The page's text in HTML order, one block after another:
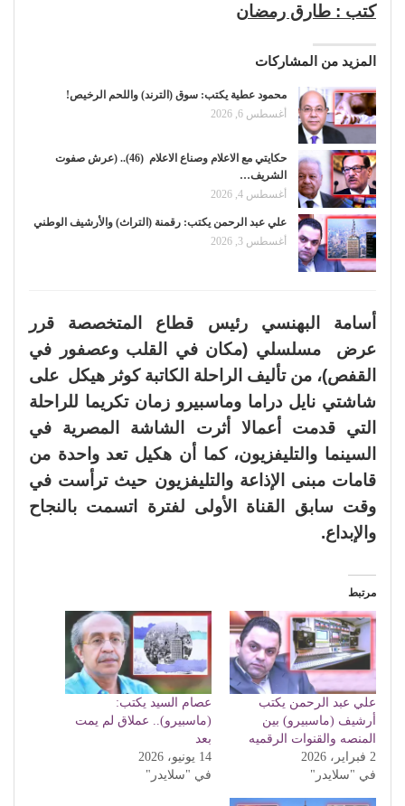
كتب : طارق رمضان
المزيد من المشاركات
محمود عطية يكتب: سوق (الترند) واللحم الرخيص!
أغسطس 6, 2026
حكايتي مع الاعلام وصناع الاعلام (46).. (عرش صفوت
الشريف…
أغسطس 4, 2026
علي عبد الرحمن يكتب: رقمنة (التراث) والأرشيف الوطني
أغسطس 3, 2026
أسامة البهنسي رئيس قطاع المتخصصة قرر
عرض مسلسلي (مكان في القلب وعصفور في
القفص)، من تأليف الراحلة الكاتبة كوثر هيكل على
شاشتي نايل دراما وماسبيرو زمان تكريما للراحلة
التي قدمت أعمالا أثرت الشاشة المصرية في
السينما والتليفزيون، كما أن هكيل تعد واحدة من
قامات مبنى الإذاعة والتليفزيون حيث ترأست في
وقت سابق القناة الأولى لفترة اتسمت بالنجاح
والإبداع.
مرتبط
علي عبد الرحمن يكتب
أرشيف (ماسبيرو) بين
المنصه والقنوات الرقميه
2 فبراير، 2026
في "سلايدر"
عصام السيد يكتب:
(ماسبيرو).. عملاق لم يمت
بعد
14 يونيو، 2026
في "سلايدر"